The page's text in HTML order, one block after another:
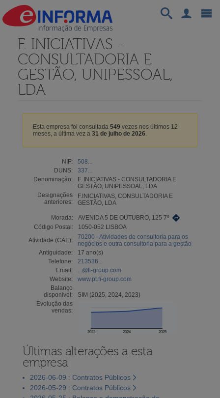
F. INICIATIVAS -
CONSULTADORIA E
GESTÃO, UNIPESSOAL,
LDA
Esta empresa foi consultada 549 vezes nos últimos 12
meses, a última vez a 31 de julho de 2026.
NIF:
508...
DUNS:
337...
Denominação:
F. INICIATIVAS - CONSULTADORIA E
GESTÃO, UNIPESSOAL, LDA
Designações
anteriores:
F.INICIATIVAS, CONSULTADORIA E
GESTÃO, LDA
Morada:
AVENIDA 5 DE OUTUBRO, 125 7º
Código Postal:
1050-052 LISBOA
Atividade (CAE):
70200 - Atividades de consultoria para os
negócios e outra consultoria para a gestão
Antiguidade:
17 ano(s)
Telefone:
213536...
Email:
...@fi-group.com
Website:
www.pt.fi-group.com
Balanço
disponível:
SIM (2025, 2024, 2023)
Evolução das
vendas:
2023 2024 2025
Últimas alterações a esta
empresa
2026-06-09 : Contratos Públicos
2026-05-29 : Contratos Públicos